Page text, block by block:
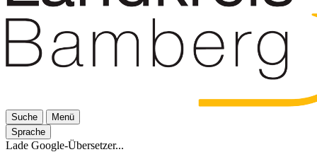
Suche
Menü
Sprache
Lade Google-Übersetzer...